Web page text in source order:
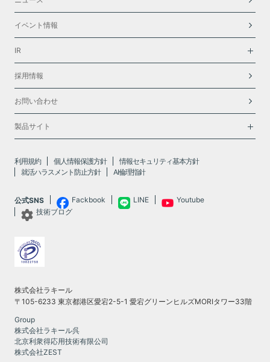
イベント情報
IR
採用情報
お問い合わせ
製品サイト
利用規約 個人情報保護方針
情報セキュリティ基本方針
就活ハラスメント防止方針
AI倫理指針
公式SNS Fackbook LINE
Youtube
技術ブログ
株式会社ラキール
〒105-6233 東京都港区愛宕2-5-1 愛宕グリーンヒルズMORIタワー33階
Group
株式会社ラキール呉
北京利衆得応用技術有限公司
株式会社ZEST